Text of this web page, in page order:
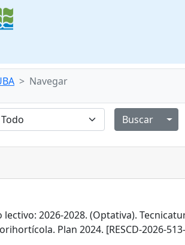
Navegar
lectivo: 2026-2028. (Optativa).
Plan 2024. [RESCD-2026-513-